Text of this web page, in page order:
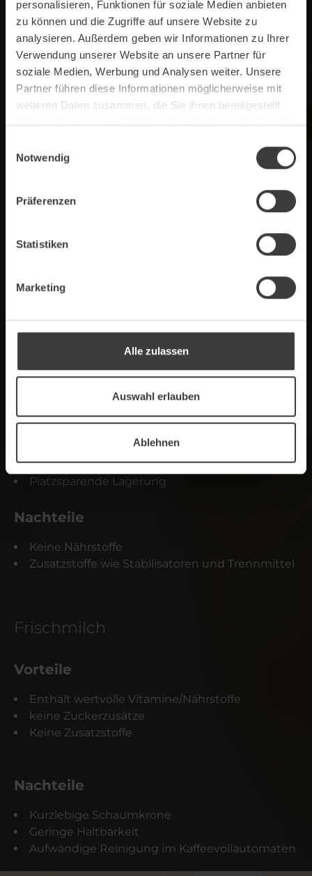
personalisieren, Funktionen für soziale Medien anbieten
zu können und die Zugriffe auf unsere Website zu
analysieren. Außerdem geben wir Informationen zu Ihrer
Verwendung unserer Website an unsere Partner für
soziale Medien, Werbung und Analysen weiter. Unsere
Partner führen diese Informationen möglicherweise mit
weiteren Daten zusammen, die Sie ihnen bereitgestellt
Notwendig
Präferenzen
Statistiken
Marketing
Alle zulassen
Auswahl erlauben
Ablehnen
Kreation von ansprechenden Schaumkronen, die
nicht nur visuell, sondern auch geschmacklich
beeindrucken.
Die Vorteile im Überblick:
Auch laktosefreie Alternativen verfügbar
Lange haltbar, auch bei Zimmertemperatur
Einfache Reinigung im Kaffeevollautomaten
Platzsparende Lagerung
Nachteile
Keine Nährstoffe
Zusatzstoffe wie Stabilisatoren und Trennmittel
Frischmilch
Vorteile
Enthält wertvolle Vitamine/Nährstoffe
keine Zuckerzusätze
Keine Zusatzstoffe
Nachteile
Kurzlebige Schaumkrone
Geringe Haltbarkeit
Aufwändige Reinigung im Kaffeevollautomaten